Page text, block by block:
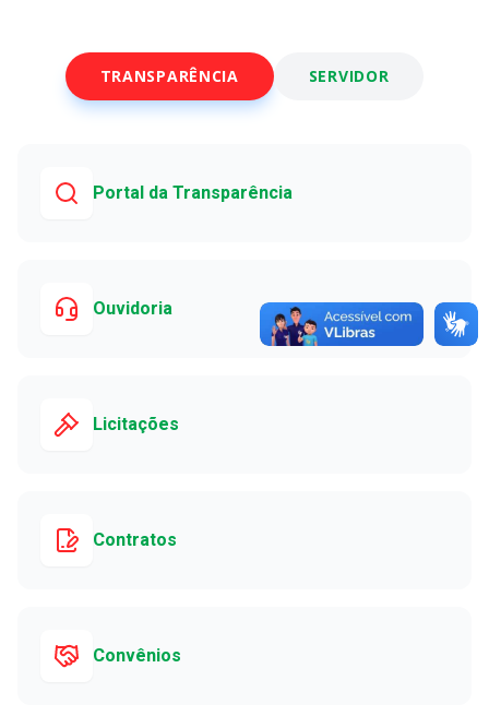
TRANSPARÊNCIA SERVIDOR
Portal da Transparência
Ouvidoria
Licitações
Contratos
Convênios